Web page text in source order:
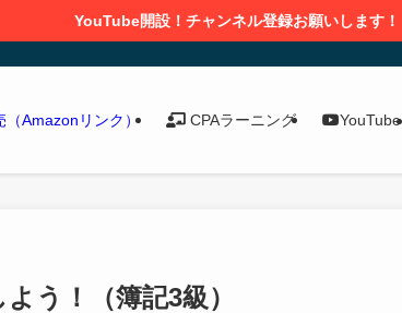
YouTube開設！チャンネル登録お願いします！
（Amazonリンク） CPAラーニング YouTube
う！（簿記3級）